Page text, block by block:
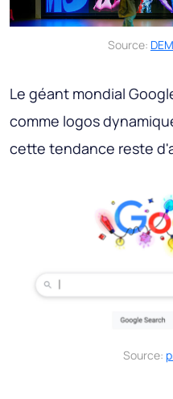
Source:
Le géant mondial
comme logos
cette tendance reste
Source: